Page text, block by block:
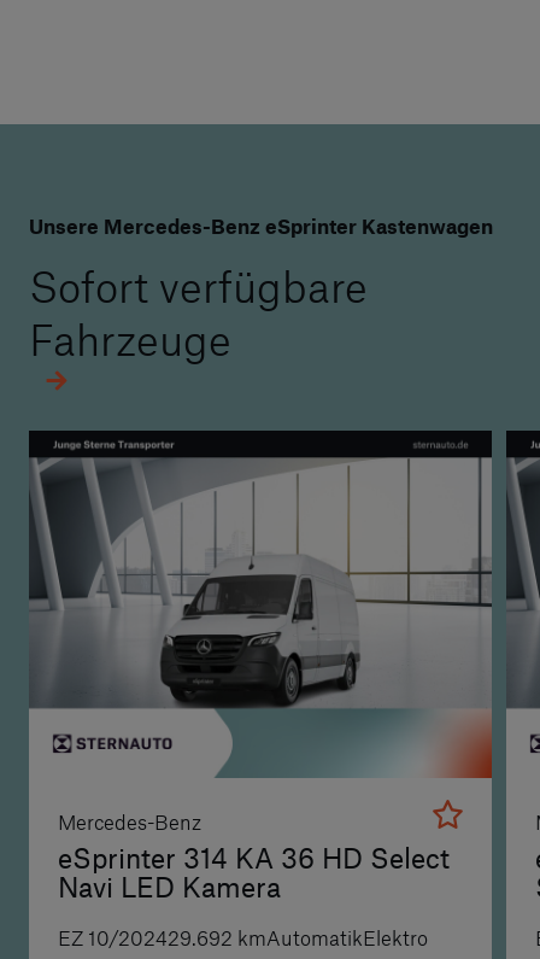
Unsere Mercedes-Benz eSprinter Kastenwagen
Sofort verfügbare
Fahrzeuge
Mercedes-Benz
eSprinter 314 KA 36 HD Select
Navi LED Kamera
EZ 10/202429.692 kmAutomatikElektro